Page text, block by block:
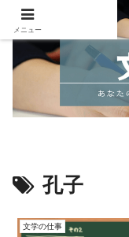
孔子
文学の仕事
メニュー